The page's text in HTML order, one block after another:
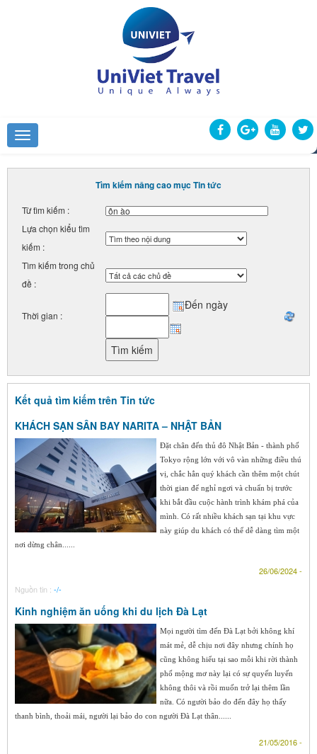
Tìm kiếm nâng cao mục Tin tức
Từ tìm kiếm :
Lựa chọn kiểu tìm
kiếm :
Tìm kiếm trong chủ
đề :
Thời gian :
Đến ngày
Kết quả tìm kiếm trên Tin tức
KHÁCH SẠN SÂN BAY NARITA – NHẬT BẢN
Đặt chân đến thủ đô Nhật Bản - thành phố
Tokyo rộng lớn với vô vàn những điều thú
vị, chắc hẳn quý khách cần thêm một chút
thời gian để nghỉ ngơi và chuẩn bị trước
khi bắt đầu cuộc hành trình khám phá của
mình. Có rất nhiều khách sạn tại khu vực
này giúp du khách có thể dễ dàng tìm một
nơi dừng chân......
26/06/2024 -
Nguồn tin : -/-
Kinh nghiệm ăn uống khi du lịch Đà Lạt
Mọi người tìm đến Đà Lạt bởi không khí
mát mẻ, dễ chịu nơi đây nhưng chính họ
cũng không hiểu tại sao mỗi khi rời thành
phố mộng mơ này lại có sự quyến luyến
không thôi và rồi muốn trở lại thêm lần
nữa. Có người bảo do đến đây họ thấy
thanh bình, thoải mái, người lại bảo do con người Đà Lạt thân......
21/05/2016 -